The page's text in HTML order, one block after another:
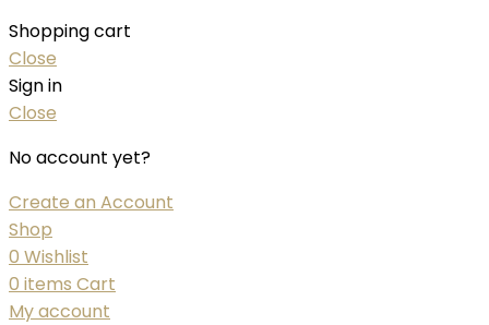
Shopping cart
Close
Sign in
Close
No account yet?
Create an Account
Shop
0 Wishlist
0 items Cart
My account